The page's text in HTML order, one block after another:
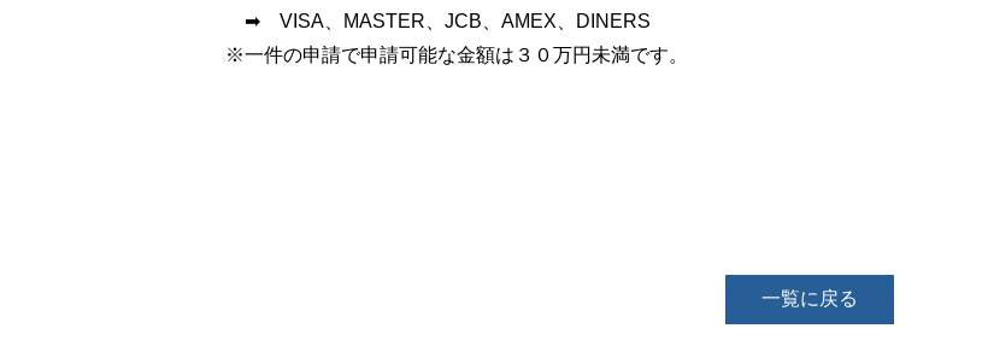
➡ VISA、MASTER、JCB、AMEX、DINERS
※一件の申請で申請可能な金額は３０万円未満です。
一覧に戻る